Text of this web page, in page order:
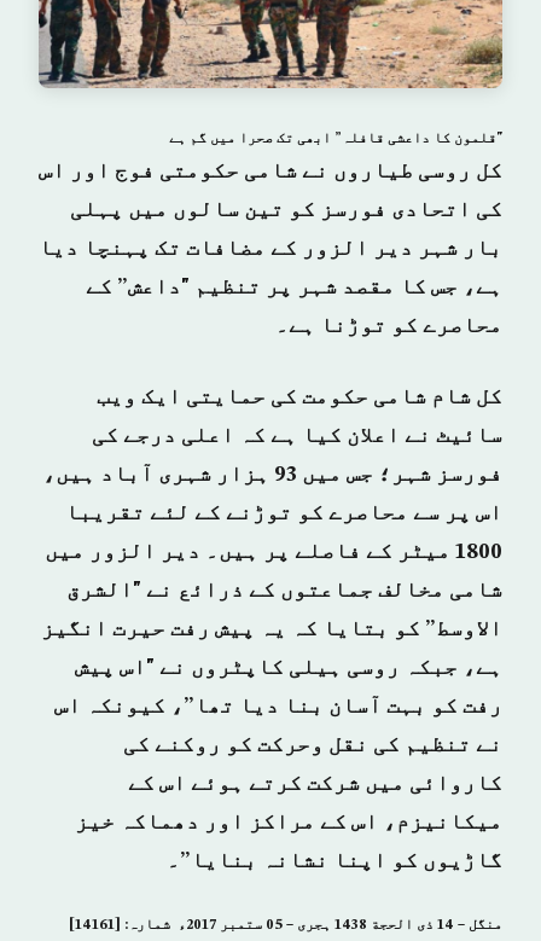
"قلمون کا داعشی قافلہ” ابھی تک صحرا میں گم ہے
کل روسی طیاروں نے شامی حکومتی فوج اور اس
کی اتحادی فورسز کو تین سالوں میں پہلی
بار شہر دیر الزور کے مضافات تک پہنچا دیا
ہے، جس کا مقصد شہر پر تنظیم "داعش” کے
محاصرے کو توڑنا ہے۔
کل شام شامی حکومت کی حمایتی ایک ویب
سائیٹ نے اعلان کیا ہے کہ اعلی درجے کی
فورسز شہر؛ جس میں 93 ہزار شہری آباد ہیں،
اس پر سے محاصرے کو توڑنے کے لئے تقریبا
1800 میٹر کے فاصلے پر ہیں۔ دیر الزور میں
شامی مخالف جماعتوں کے ذرائع نے "الشرق
الاوسط” کو بتایا کہ یہ پیش رفت حیرت انگیز
ہے، جبکہ روسی ہیلی کاپٹروں نے "اس پیش
رفت کو بہت آسان بنا دیا تھا”، کیونکہ اس
نے تنظیم کی نقل وحرکت کو روکنے کی
کاروائی میں شرکت کرتے ہوئے اس کے
میکانیزم، اس کے مراکز اور دھماکہ خیز
گاڑیوں کو اپنا نشانہ بنایا”۔
منگل – 14 ذی الحجة 1438 ہجری – 05 ستمبر 2017ء شمارہ: [14161]